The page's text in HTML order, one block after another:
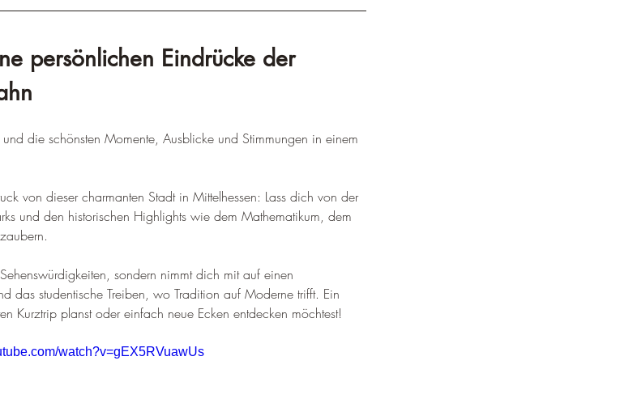
persönlichen Eindrücke der
die schönsten Momente, Ausblicke und Stimmungen in einem
von dieser charmanten Stadt in Mittelhessen: Lass dich von der
und den historischen Highlights wie dem Mathematikum, dem
sondern nimmt dich mit auf einen
das studentische Treiben, wo Tradition auf Moderne trifft. Ein
Kurztrip planst oder einfach neue Ecken entdecken möchtest!
watch?v=gEX5RVuawUs